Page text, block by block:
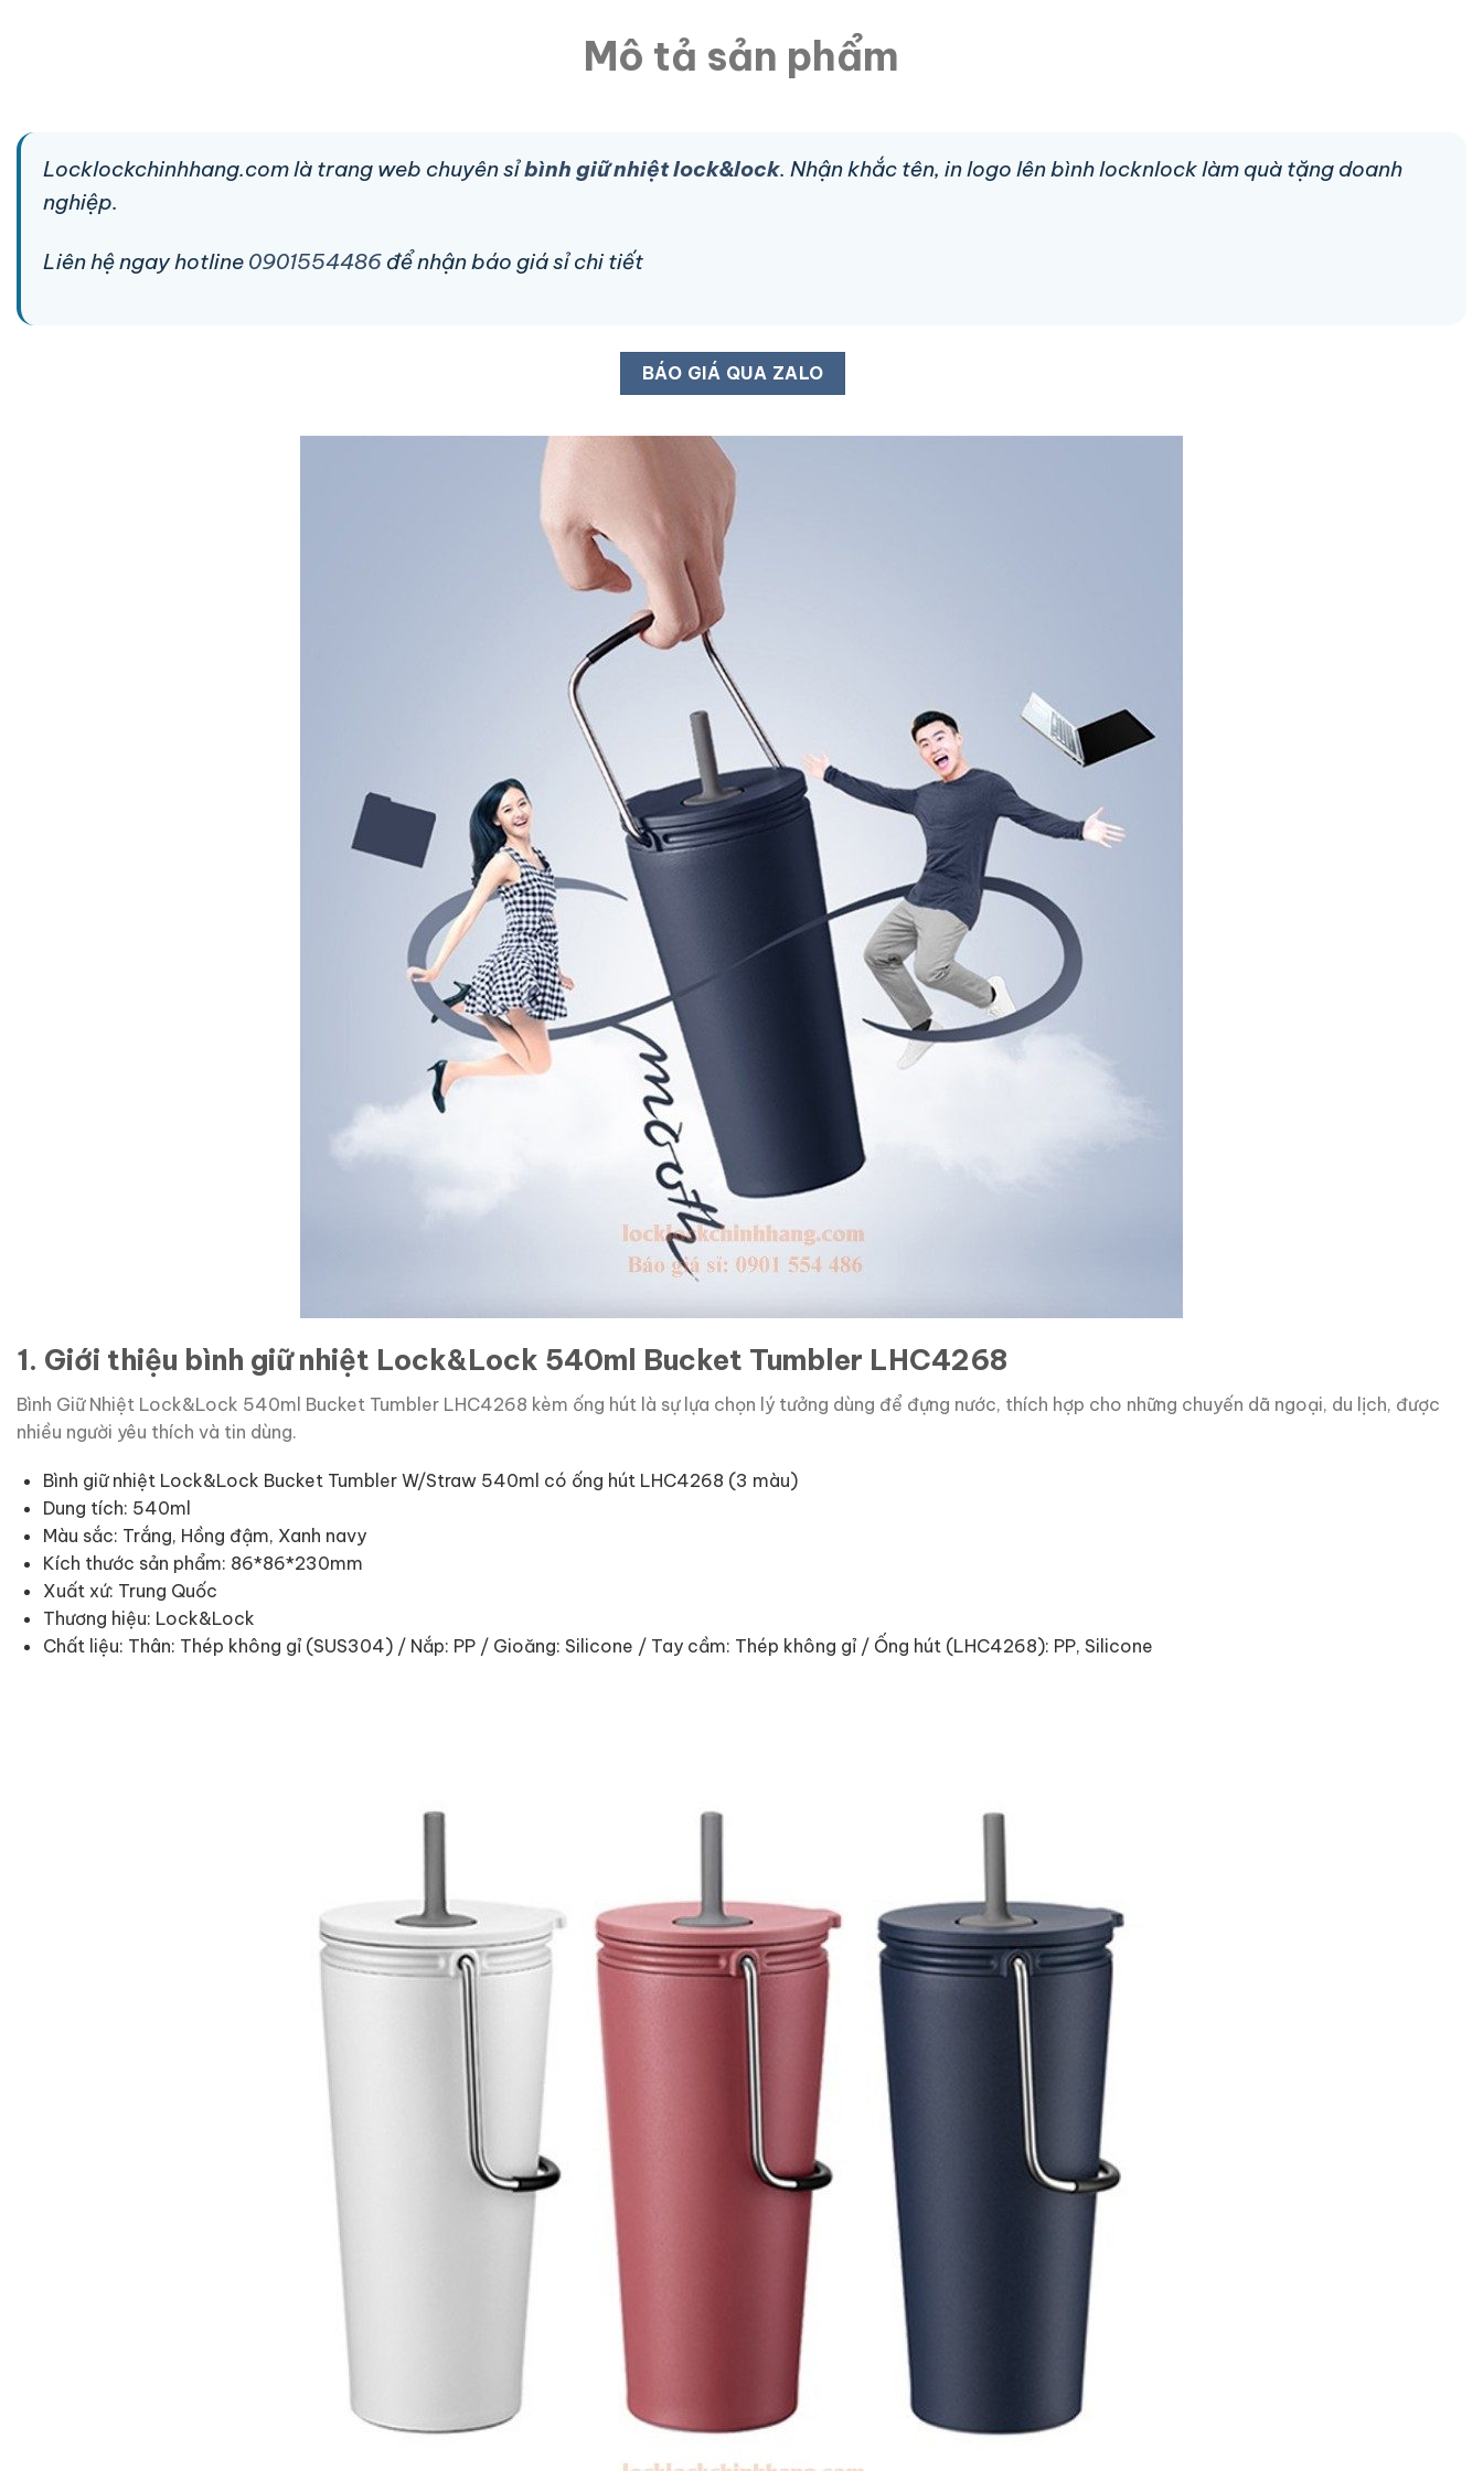
Mô tả sản phẩm
Locklockchinhhang.com là trang web chuyên sỉbình giữ nhiệt lock&lock. Nhận khắc tên, in logo lên bình locknlock làm quà tặng doanh
nghiệp.
Liên hệ ngay hotline 0901554486 để nhận báo giá sỉ chi tiết
BÁO GIÁ QUA ZALO
1. Giới thiệu bình giữ nhiệt Lock&Lock 540ml Bucket Tumbler LHC4268
Bình Giữ Nhiệt Lock&Lock 540ml Bucket Tumbler LHC4268 kèm ống hút là sự lựa chọn lý tưởng dùng để đựng nước, thích hợp cho những chuyến dã ngoại, du lịch, được
nhiều người yêu thích và tin dùng.
Bình giữ nhiệt Lock&Lock Bucket Tumbler W/Straw 540ml có ống hút LHC4268 (3 màu)
Dung tích: 540ml
Màu sắc: Trắng, Hồng đậm, Xanh navy
Kích thước sản phẩm: 86*86*230mm
Xuất xứ: Trung Quốc
Thương hiệu: Lock&Lock
Chất liệu: Thân: Thép không gỉ (SUS304) / Nắp: PP / Gioăng: Silicone / Tay cầm: Thép không gỉ / Ống hút (LHC4268): PP, Silicone